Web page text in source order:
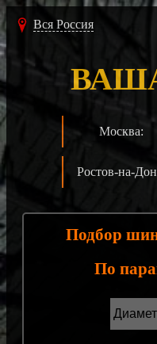
Вся Россия
Москва:
Ростов-на-
Подбор
По